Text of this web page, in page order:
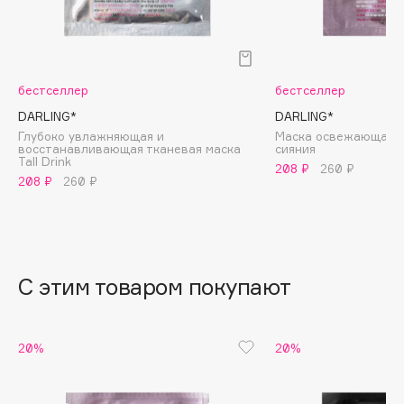
Balmain Hair Couture
Basicare
Batiste
beautyblender
бестселлер
DARLING*
Глубоко увлажняющая и
восстанавливающая тканевая маска
Tall Drink
208 ₽
260 ₽
бестселлер
DARLING*
Маска освежающая
cияния
208 ₽
260 ₽
С этим товаром покупают
20% 20%